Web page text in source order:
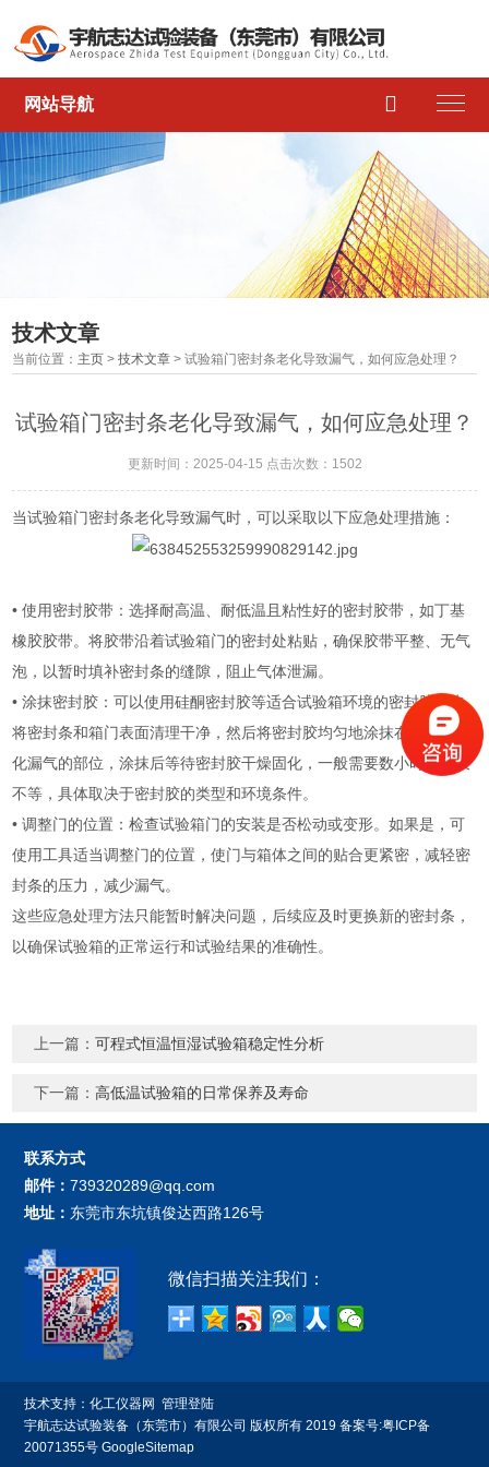
网站导航 
技术文章
当前位置： 主页 >技术文章 > 试验箱门密封条老化导致漏气，如何应急处理？
试验箱门密封条老化导致漏气，如何应急处理？
更新时间：2025-04-15 点击次数：1502
当试验箱门密封条老化导致漏气时，可以采取以下应急处理措施：
• 使用密封胶带：选择耐高温、耐低温且粘性好的密封胶带，如丁基
橡胶胶带。将胶带沿着试验箱门的密封处粘贴，确保胶带平整、无气
泡，以暂时填补密封条的缝隙，阻止气体泄漏。
• 涂抹密封胶：可以使用硅酮密封胶等适合试验箱环境的密封胶。先
将密封条和箱门表面清理干净，然后将密封胶均匀地涂抹在密封条老
化漏气的部位，涂抹后等待密封胶干燥固化，一般需要数小时至一天
不等，具体取决于密封胶的类型和环境条件。
• 调整门的位置：检查试验箱门的安装是否松动或变形。如果是，可
使用工具适当调整门的位置，使门与箱体之间的贴合更紧密，减轻密
封条的压力，减少漏气。
这些应急处理方法只能暂时解决问题，后续应及时更换新的密封条，
以确保试验箱的正常运行和试验结果的准确性。
上一篇：可程式恒温恒湿试验箱稳定性分析
下一篇：高低温试验箱的日常保养及寿命
联系方式
邮件：739320289@qq.com
地址： 东莞市东坑镇俊达西路126号
微信扫描关注我们：
技术支持：化工仪器网
管理登陆
宇航志达试验装备（东莞市）有限公司 版权所有 2019 备案号:粤ICP备
20071355号 GoogleSitemap